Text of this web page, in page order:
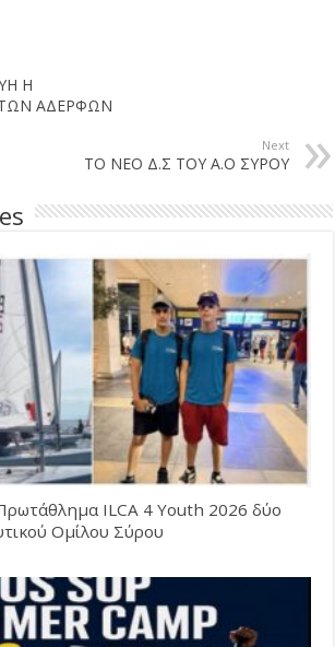
Η
ΤΩΝ ΑΔΕΡΦΩΝ
Next
ΤΟ ΝΕΟ Δ.Σ ΤΟΥ Α.Ο ΣΥΡΟΥ
ILCA 4 Youth 2026 δύο
Ομίλου Σύρου